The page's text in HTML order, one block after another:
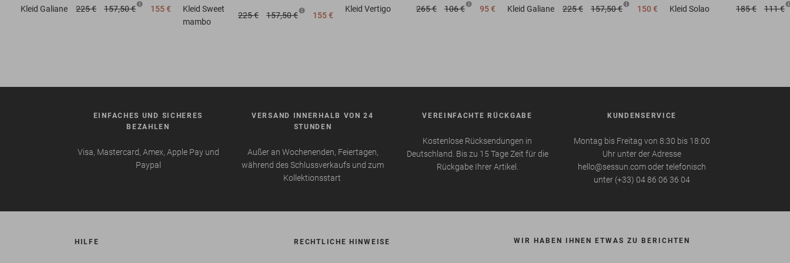
Kleid Galiane 225 € 157,50 € 155 € Kleid Sweet
mambo
225 € 157,50 € 155 €
Kleid Vertigo 265 € 106 € 95 € Kleid Galiane 225 € 157,50 € 150 € Kleid Solao 185 € 111 €
EINFACHES UND SICHERES
BEZAHLEN
Visa, Mastercard, Amex, Apple Pay und
Paypal
VERSAND INNERHALB VON 24
STUNDEN
Außer an Wochenenden, Feiertagen,
während des Schlussverkaufs und zum
Kollektionsstart
VEREINFACHTE RÜCKGABE
Kostenlose Rücksendungen in
Deutschland. Bis zu 15 Tage Zeit für die
Rückgabe Ihrer Artikel.
KUNDENSERVICE
Montag bis Freitag von 8:30 bis 18:00
Uhr unter der Adresse
hello@sessun.com oder telefonisch
unter (+33) 04 86 06 36 04
HILFE RECHTLICHE HINWEISE WIR HABEN IHNEN ETWAS ZU BERICHTEN